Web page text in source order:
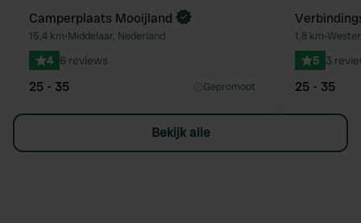
Favoriet
Boek direct
Camperplaats Mooijland
15,4 km•Middelaar, Nederland
4 6 reviews
25 - 35 Gepromoot
Boek direct
1,8 km•
5 3
25 - 35
Bekijk alle